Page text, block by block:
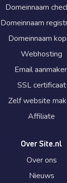
Domeinnaam
Domeinnaam
Domeinnaam
Webhosting
Email
SSL certificaat
Zelf website
Affiliate
Over Site.nl
Over ons
Nieuws